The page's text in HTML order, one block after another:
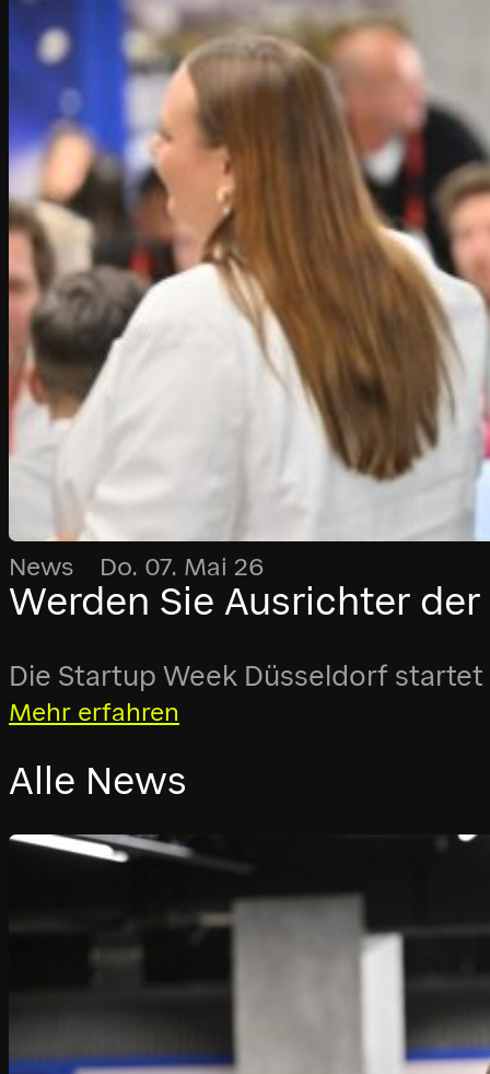
News Do. 07. Mai 26
Werden Sie Ausrichter
Die Startup Week Düsseldorf
Mehr erfahren
Alle News